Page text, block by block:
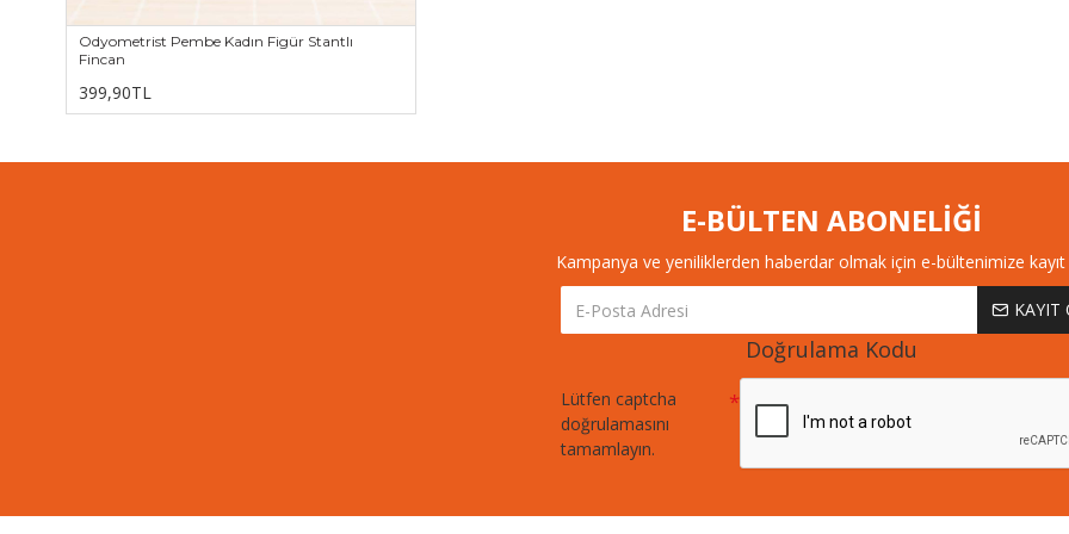
Odyometrist Pembe Kadın Figür Stantlı
Fincan
399,90TL
E-BÜLTEN ABONELİĞİ
Kampanya ve yeniliklerden haberdar olmak için e-bültenimize kayıt
KAYIT
Doğrulama Kodu
Lütfen captcha
doğrulamasını
tamamlayın.